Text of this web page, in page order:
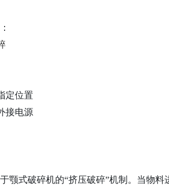
定位置
接电源
颚式破碎机的“挤压破碎”机制。当物料